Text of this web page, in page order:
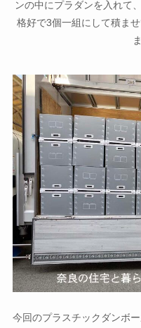
ンの中にプラダンを入れて
格好で3個一組にして積ま
今回のプラスチックダンボ